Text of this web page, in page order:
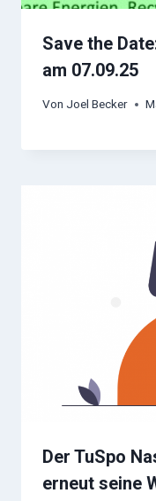
Save the
am 07.09.25
Von Joel Becker
Der TuSpo
erneut seine